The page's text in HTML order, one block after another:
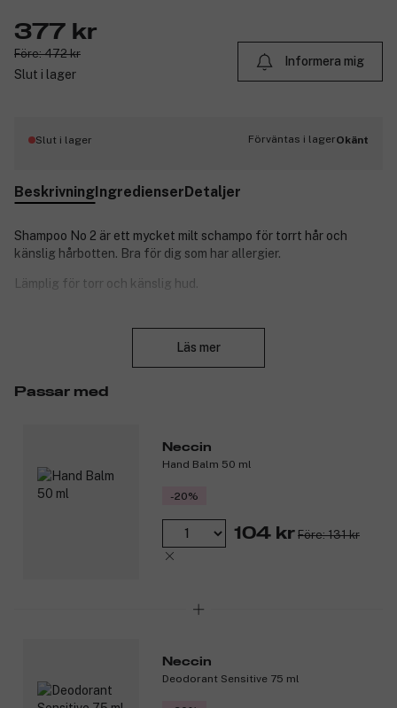
377 kr
Före: 472 kr
Slut i lager
Informera mig
Slut i lager Förväntas i lagerOkänt
BeskrivningIngredienserDetaljer
Shampoo No 2 är ett mycket milt schampo för torrt hår och
känslig hårbotten. Bra för dig som har allergier.
Lämplig för torr och känslig hud.
på samma gång lugnar hårbotten. Innehåller en färgskyddande
naturlig blandning av antioxidanter. Utmärkt för personer som
har lätt klåda, mjäll, torr hårbotten, torrt eller skadat hår.
Produktnummer:
Läs mer
Passar med
Neccin
Hand Balm 50 ml
-20%
104 kr Före: 131 kr
Neccin
Deodorant Sensitive 75 ml